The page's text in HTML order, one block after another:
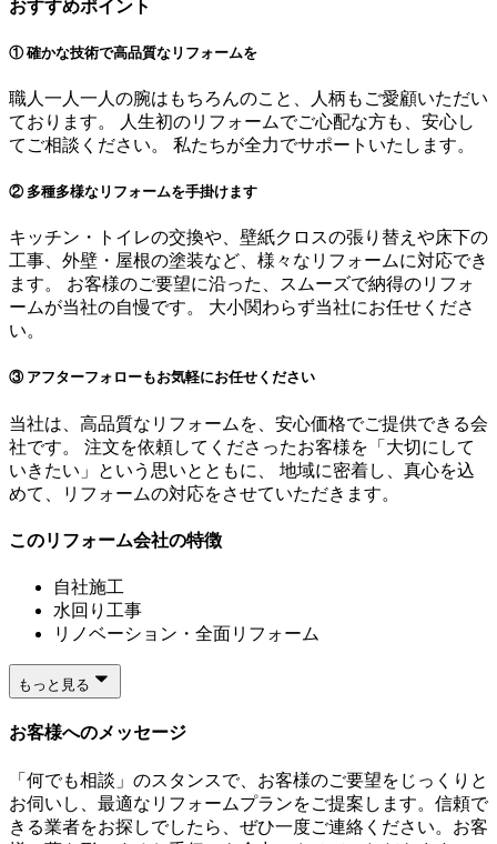
おすすめポイント
① 確かな技術で高品質なリフォームを
職人一人一人の腕はもちろんのこと、人柄もご愛顧いただい
ております。 人生初のリフォームでご心配な方も、安心し
てご相談ください。 私たちが全力でサポートいたします。
② 多種多様なリフォームを手掛けます
キッチン・トイレの交換や、壁紙クロスの張り替えや床下の
工事、外壁・屋根の塗装など、様々なリフォームに対応でき
ます。 お客様のご要望に沿った、スムーズで納得のリフォ
ームが当社の自慢です。 大小関わらず当社にお任せくださ
い。
③ アフターフォローもお気軽にお任せください
当社は、高品質なリフォームを、安心価格でご提供できる会
社です。 注文を依頼してくださったお客様を「大切にして
いきたい」という思いとともに、 地域に密着し、真心を込
めて、リフォームの対応をさせていただきます。
このリフォーム会社の特徴
自社施工
水回り工事
リノベーション・全面リフォーム
もっと見る
お客様へのメッセージ
「何でも相談」のスタンスで、お客様のご要望をじっくりと
お伺いし、最適なリフォームプランをご提案します。信頼で
きる業者をお探しでしたら、ぜひ一度ご連絡ください。お客